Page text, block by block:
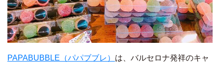
PAPABUBBLE（パパブブレ） は、バルセロナ発祥のキャ